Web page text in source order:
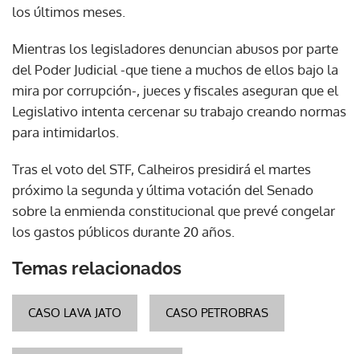
los últimos meses.
Mientras los legisladores denuncian abusos por parte
del Poder Judicial -que tiene a muchos de ellos bajo la
mira por corrupción-, jueces y fiscales aseguran que el
Legislativo intenta cercenar su trabajo creando normas
para intimidarlos.
Tras el voto del STF, Calheiros presidirá el martes
próximo la segunda y última votación del Senado
sobre la enmienda constitucional que prevé congelar
los gastos públicos durante 20 años.
Temas relacionados
CASO LAVA JATO CASO PETROBRAS